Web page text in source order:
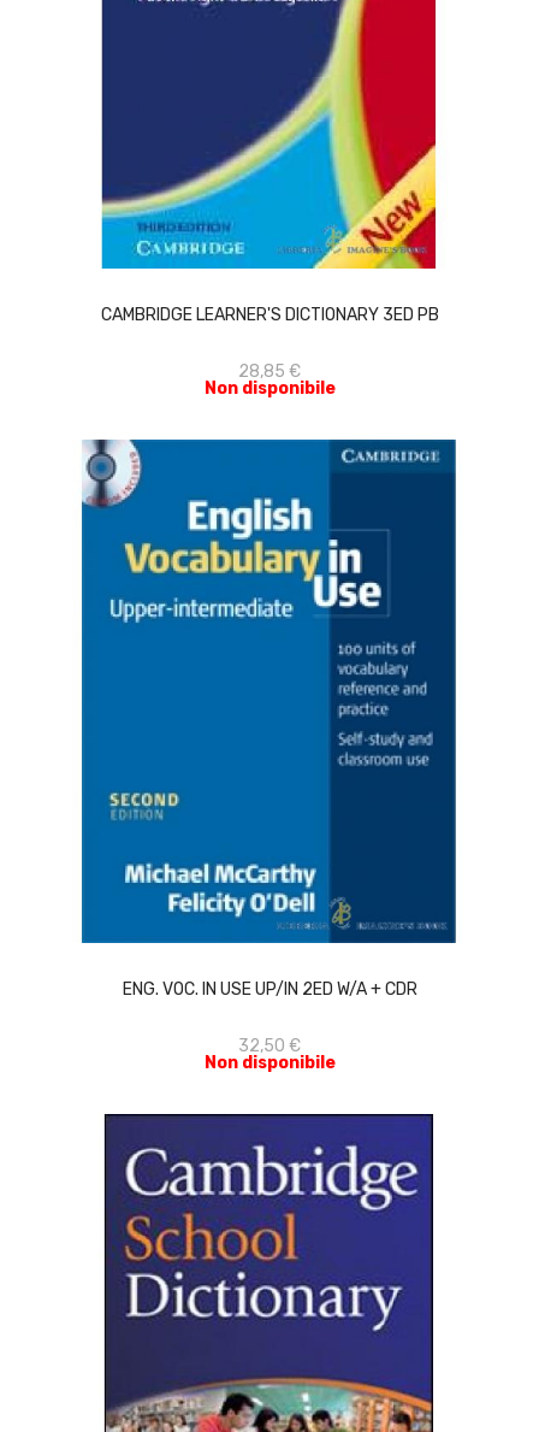
CAMBRIDGE LEARNER'S DICTIONARY 3ED PB
28,85 €
Non disponibile
ACQUISTA
ENG. VOC. IN USE UP/IN 2ED W/A + CDR
32,50 €
Non disponibile